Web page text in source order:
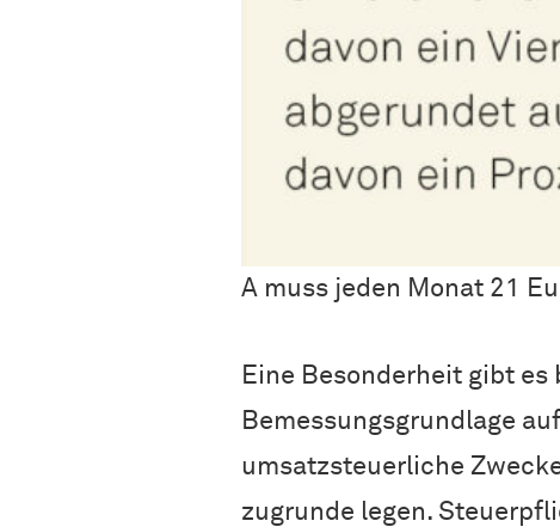
A muss jeden Monat 21
Eine Besonderheit gibt
Bemessungsgrundlage
umsatzsteuerliche
zugrunde legen.